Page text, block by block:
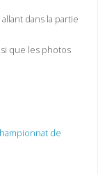
dans la partie
que les photos
de